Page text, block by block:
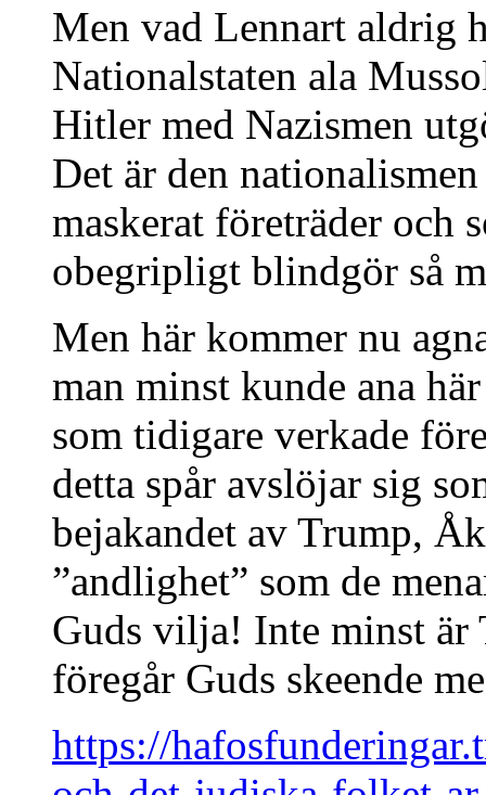
Men vad Lennart aldrig
Nationalstaten ala
Hitler med Nazismen
Det är den
maskerat företräder och
obegripligt blindgör så
Men här kommer nu
man minst kunde ana
som tidigare verkade
detta spår avslöjar sig
bejakandet av Trump,
”andlighet” som de
Guds vilja! Inte minst
föregår Guds skeende
https://